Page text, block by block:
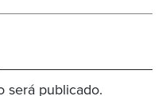
será publicado.